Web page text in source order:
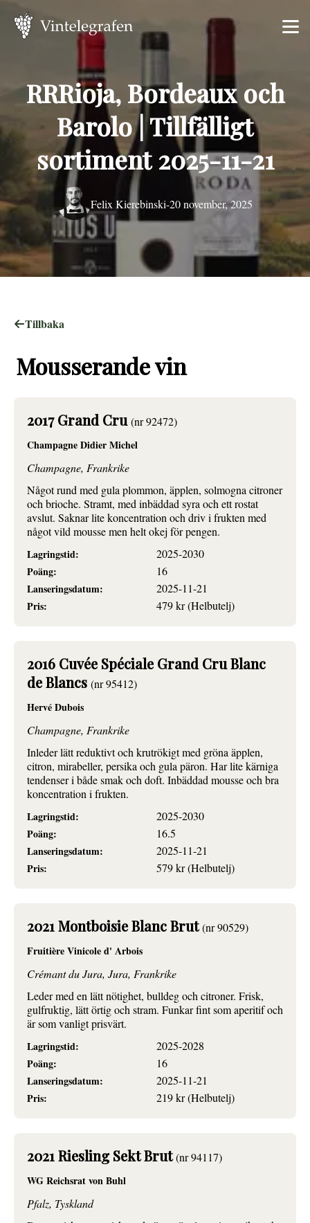
RRRioja, Bordeaux och
Barolo | Tillfälligt
sortiment 2025-11-21
Felix Kierebinski-20 november, 2025
Tillbaka
Mousserande vin
2017 Grand Cru(nr 92472)
Champagne Didier Michel
Champagne, Frankrike
Något rund med gula plommon, äpplen, solmogna citroner
och brioche. Stramt, med inbäddad syra och ett rostat
avslut. Saknar lite koncentration och driv i frukten med
något vild mousse men helt okej för pengen.
Lagringstid:
2025-2030
Poäng:
16
Lanseringsdatum:
2025-11-21
Pris:
479 kr (Helbutelj)
2016 Cuvée Spéciale Grand Cru Blanc
de Blancs (nr 95412)
Hervé Dubois
Champagne, Frankrike
Inleder lätt reduktivt och krutrökigt med gröna äpplen,
citron, mirabeller, persika och gula päron. Har lite kärniga
tendenser i både smak och doft. Inbäddad mousse och bra
koncentration i frukten.
Lagringstid:
2025-2030
Poäng:
16.5
Lanseringsdatum:
2025-11-21
Pris:
579 kr (Helbutelj)
2021 Montboisie Blanc Brut(nr 90529)
Fruitière Vinicole d' Arbois
Crémant du Jura, Jura, Frankrike
Leder med en lätt nötighet, bulldeg och citroner. Frisk,
gulfruktig, lätt örtig och stram. Funkar fint som aperitif och
är som vanligt prisvärt.
Lagringstid:
2025-2028
Poäng:
16
Lanseringsdatum:
2025-11-21
Pris:
219 kr (Helbutelj)
2021 Riesling Sekt Brut(nr 94117)
WG Reichsrat von Buhl
Pfalz, Tyskland